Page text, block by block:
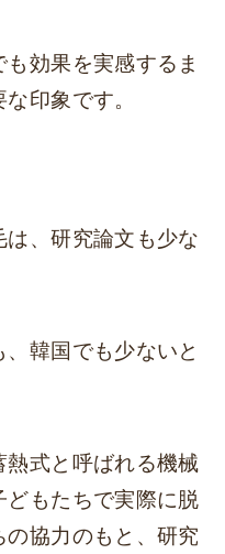
効果を実感するま
印象です。
、研究論文も少な
韓国でも少ないと
式と呼ばれる機械
どもたちで実際に脱
協力のもと、研究